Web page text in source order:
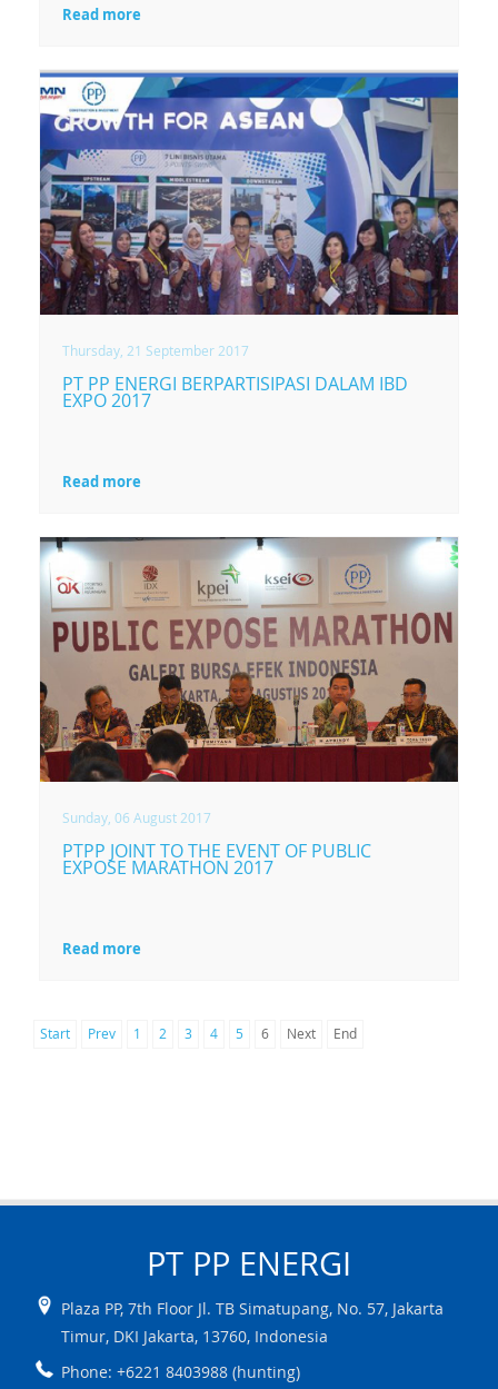
Read more
Thursday, 21 September 2017
PT PP ENERGI BERPARTISIPASI DALAM IBD
EXPO 2017
Read more
Sunday, 06 August 2017
PTPP JOINT TO THE EVENT OF PUBLIC
EXPOSE MARATHON 2017
Read more
Start Prev 1 2 3 4 5 6 Next End
PT PP ENERGI
Plaza PP, 7th Floor Jl. TB Simatupang, No. 57, Jakarta
Timur, DKI Jakarta, 13760, Indonesia
Phone: +6221 8403988 (hunting)